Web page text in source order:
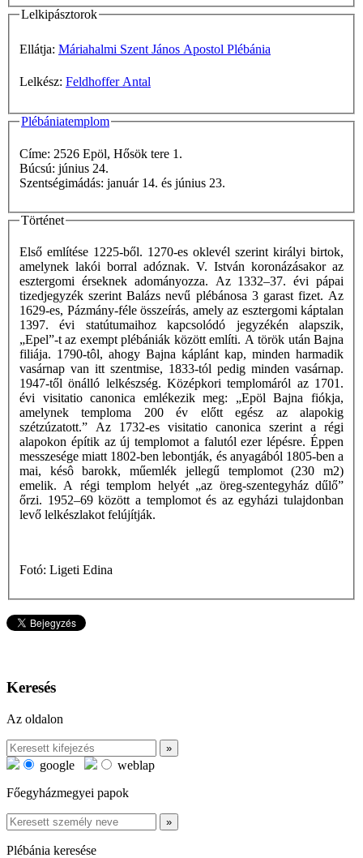
Lelkipásztorok
Ellátja: Máriahalmi Szent János Apostol Plébánia
Lelkész: Feldhoffer Antal
Plébániatemplom
Címe: 2526 Epöl, Hősök tere 1.
Búcsú: június 24.
Szentségimádás: január 14. és június 23.
Történet
Első említése 1225-ből. 1270-es oklevél szerint királyi birtok,
amelynek lakói borral adóznak. V. István koronázásakor az
esztergomi érseknek adományozza. Az 1332–37. évi pápai
tizedjegyzék szerint Balázs nevű plébánosa 3 garast fizet. Az
1629-es, Pázmány-féle összeírás, amely az esztergomi káptalan
1397. évi statútumaihoz kapcsolódó jegyzékén alapszik,
„Epel”-t az exempt plébániák között említi. A török után Bajna
filiája. 1790-tôl, ahogy Bajna káplánt kap, minden harmadik
vasárnap van itt szentmise, 1833-tól pedig minden vasárnap.
1947-től önálló lelkészség. Középkori templomáról az 1701.
évi visitatio canonica emlékezik meg: „Epöl Bajna fiókja,
amelynek temploma 200 év előtt egész az alapokig
szétzúzatott.” Az 1732-es visitatio canonica szerint a régi
alapokon építik az új templomot a falutól ezer lépésre. Éppen
messzesége miatt 1802-ben lebontják, és anyagából 1805-ben a
mai, késô barokk, műemlék jellegű templomot (230 m2)
emelik. A régi templom helyét „az öreg-szentegyház dűlő”
őrzi. 1952–69 között a templomot és az egyházi tulajdonban
levő lelkészlakot felújítják.
Fotó: Ligeti Edina
Keresés
Az oldalon
google
weblap
Főegyházmegyei papok
Plébánia keresése